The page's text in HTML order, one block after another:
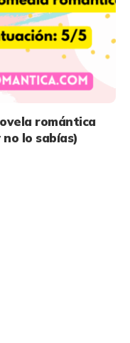
romántica
lo sabías)